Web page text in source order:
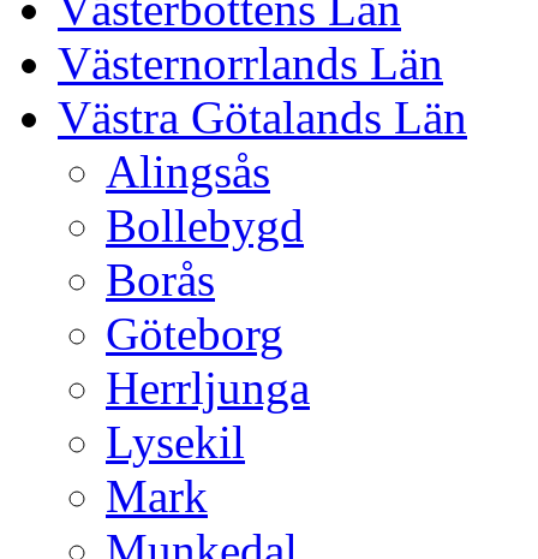
Västernorrlands Län
Västra Götalands Län
Alingsås
Bollebygd
Borås
Göteborg
Herrljunga
Lysekil
Mark